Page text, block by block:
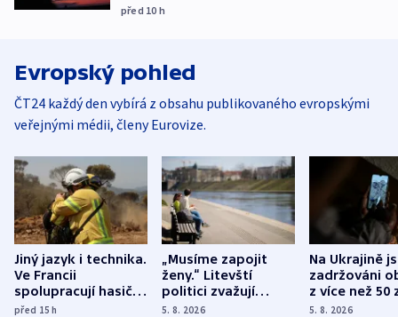
před 10 h
Evropský pohled
ČT24 každý den vybírá z obsahu publikovaného evropskými
veřejnými médii, členy Eurovize.
Jiný jazyk i technika.
Ve Francii
spolupracují hasiči z
různých zemí
před 15h
„Musíme zapojit
ženy.“ Litevští
politici zvažují
dohodu o
5. 8. 2026
Na Ukrajině
zadržováni
z více než 50
Bojovali na
5. 8. 2026